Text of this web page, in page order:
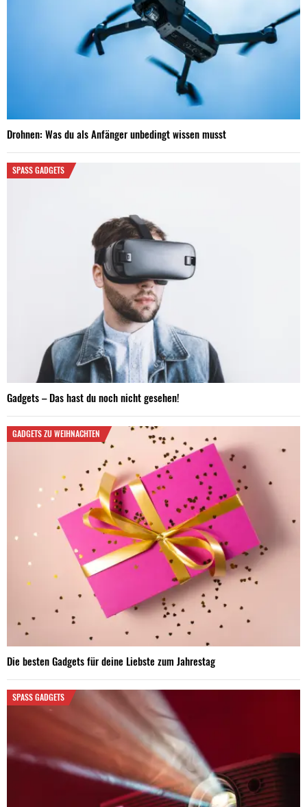
Drohnen: Was du als Anfänger unbedingt wissen musst
SPASS GADGETS
Gadgets – Das hast du noch nicht gesehen!
GADGETS ZU WEIHNACHTEN
Die besten Gadgets für deine Liebste zum Jahrestag
SPASS GADGETS